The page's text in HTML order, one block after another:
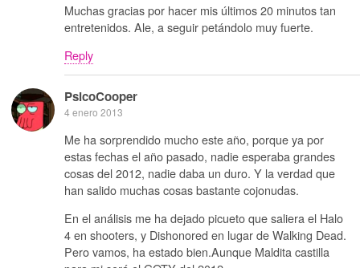
Muchas gracias por hacer mis últimos 20 minutos tan
entretenidos. Ale, a seguir petándolo muy fuerte.
Reply
PsicoCooper
4 enero 2013
Me ha sorprendido mucho este año, porque ya por
estas fechas el año pasado, nadie esperaba grandes
cosas del 2012, nadie daba un duro. Y la verdad que
han salido muchas cosas bastante cojonudas.
En el análisis me ha dejado picueto que saliera el Halo
4 en shooters, y Dishonored en lugar de Walking Dead.
Pero vamos, ha estado bien.Aunque Maldita castilla